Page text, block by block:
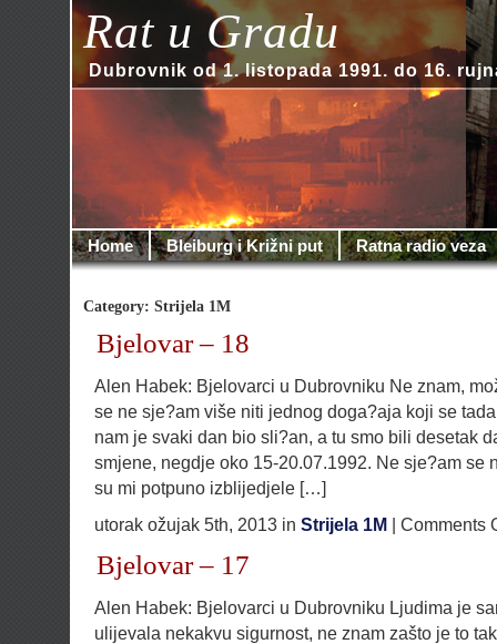
Rat u Gradu
Dubrovnik od 1. listopada 1991. do 16.
Home Bleiburg i Križni put Ratna radio veza
Category: Strijela 1M
Bjelovar – 18
Alen Habek: Bjelovarci u Dubrovniku Ne znam,
se ne sje?am više niti jednog doga?aja koji se
nam je svaki dan bio sli?an, a tu smo bili desetak
smjene, negdje oko 15-20.07.1992. Ne sje?am se
su mi potpuno izblijedjele […]
utorak ožujak 5th, 2013 in Strijela 1M | Comments
Bjelovar – 17
Alen Habek: Bjelovarci u Dubrovniku Ljudima je
ulijevala nekakvu sigurnost, ne znam zašto je to